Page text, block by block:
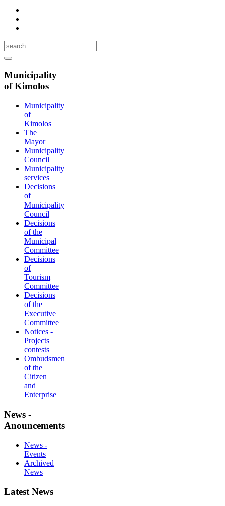
Municipality
of Kimolos
Municipality
of
Kimolos
The
Mayor
Municipality
Council
Municipality
services
Decisions
of
Municipality
Council
Decisions
of the
Municipal
Committee
Decisions
of
Tourism
Committee
Decisions
of the
Executive
Committee
Notices -
Projects
contests
Ombudsmen
of the
Citizen
and
Enterprise
News -
Anouncements
News -
Events
Archived
News
Latest News